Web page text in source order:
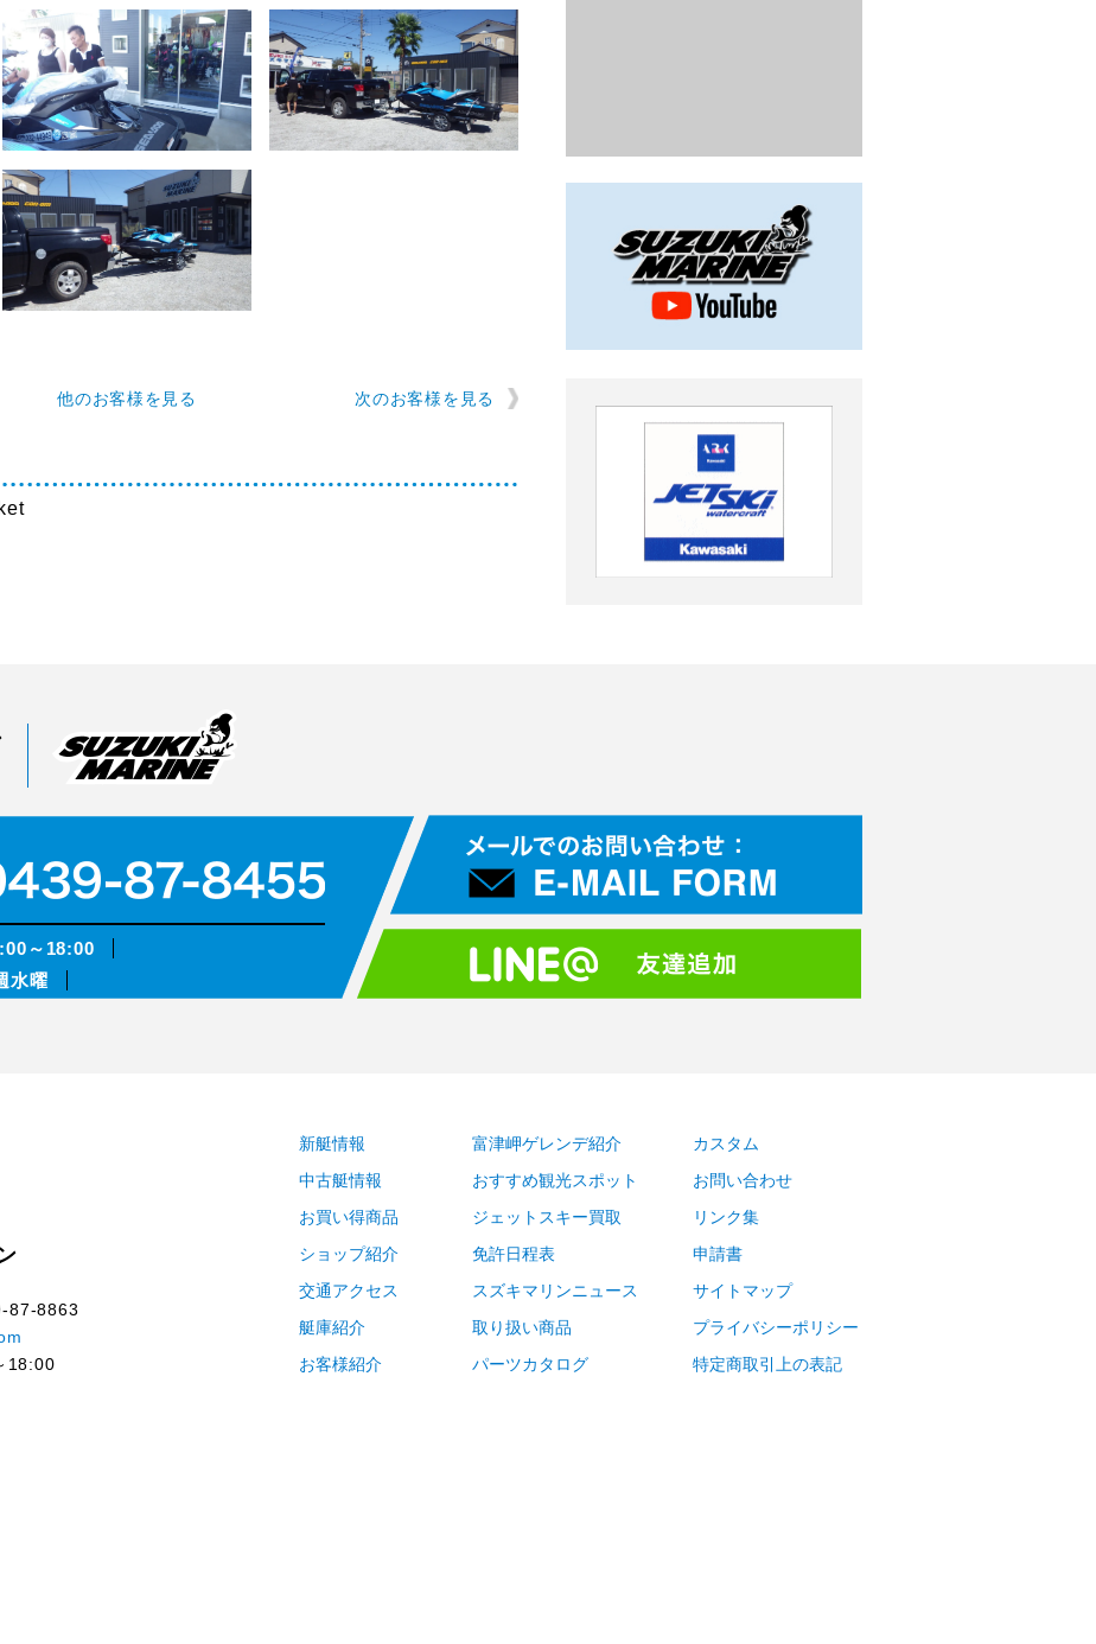
他のお客様を見る 次のお客様を見る
～18:00
水曜
87-8863
18:00
新艇情報
中古艇情報
お買い得商品
ショップ紹介
交通アクセス
艇庫紹介
お客様紹介
富津岬ゲレンデ紹介
おすすめ観光スポット
ジェットスキー買取
免許日程表
スズキマリンニュース
取り扱い商品
パーツカタログ
カスタム
お問い合わせ
リンク集
申請書
サイトマップ
プライバシーポリシー
特定商取引上の表記